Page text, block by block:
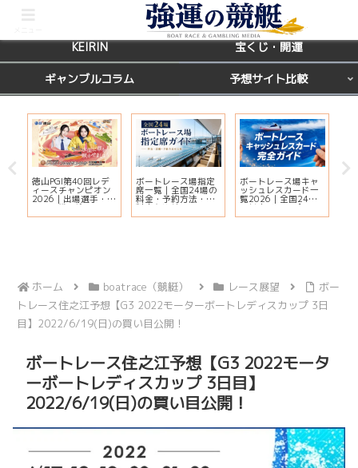
レース場ガイド
KEIRIN 宝くじ・開運
ギャンブルコラム 予想サイト比較
徳山PGI第40回レデ
ィースチャンピオン
2026｜出場選手・ド
リーム戦・注目モー
ター・イベント情報
ボートレース場指定
席一覧｜全国24場の
料金・予約方法・有
料席を比較
ボートレース場キャ
ッシュレスカード一
覧2026｜全国24場
の対応状況・ポイン
ト還元・入会方法ま
ホーム boatrace（競艇） レース展望
ボー
トレース住之江予想【G3 2022モーターボートレディスカップ 3日
目】2022/6/19(日)の買い目公開！
ボートレース住之江予想【G3 2022モータ
ーボートレディスカップ 3日目】
2022/6/19(日)の買い目公開！